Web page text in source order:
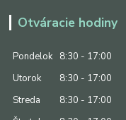
Otváracie hodiny
Pondelok
8:30 - 17:00
Utorok
8:30 - 17:00
Streda
8:30 - 17:00